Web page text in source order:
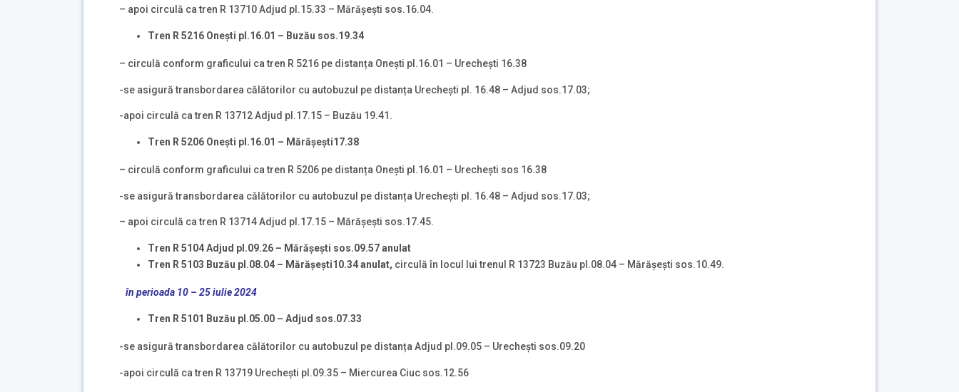
– apoi circulă ca tren R 13710 Adjud pl.15.33 – Mărășești sos.16.04.
Tren R 5216 Oneşti pl.16.01 – Buzău sos.19.34
– circulă conform graficului ca tren R 5216 pe distanța Oneşti pl.16.01 – Urechești 16.38
-se asigură transbordarea călătorilor cu autobuzul pe distanța Urechești pl. 16.48 – Adjud sos.17.03;
-apoi circulă ca tren R 13712 Adjud pl.17.15 – Buzău 19.41.
Tren R 5206 Oneşti pl.16.01 – Mărășești17.38
– circulă conform graficului ca tren R 5206 pe distanța Oneşti pl.16.01 – Urechești sos 16.38
-se asigură transbordarea călătorilor cu autobuzul pe distanța Urechești pl. 16.48 – Adjud sos.17.03;
– apoi circulă ca tren R 13714 Adjud pl.17.15 – Mărășești sos.17.45.
Tren R 5104Adjud pl.09.26 – Mărășești sos.09.57 anulat
Tren R 5103 Buzău pl.08.04 – Mărășești10.34 anulat, circulă în locul lui trenul R 13723 Buzău pl.08.04 – Mărășești sos.10.49.
în perioada 10 – 25 iulie 2024
Tren R 5101 Buzău pl.05.00 – Adjud sos.07.33
-se asigură transbordarea călătorilor cu autobuzul pe distanța Adjud pl.09.05 – Urechești sos.09.20
-apoi circulă ca tren R 13719 Urechești pl.09.35 – Miercurea Ciuc sos.12.56